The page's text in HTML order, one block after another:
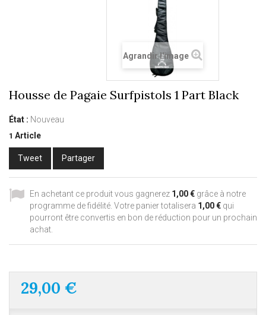
Agrandir l'image
Housse de Pagaie Surfpistols 1 Part Black
État : Nouveau
1 Article
Tweet Partager
En achetant ce produit vous gagnerez 1,00 € grâce à notre
programme de fidélité. Votre panier totalisera 1,00 € qui
pourront être convertis en bon de réduction pour un prochain
achat.
29,00 €